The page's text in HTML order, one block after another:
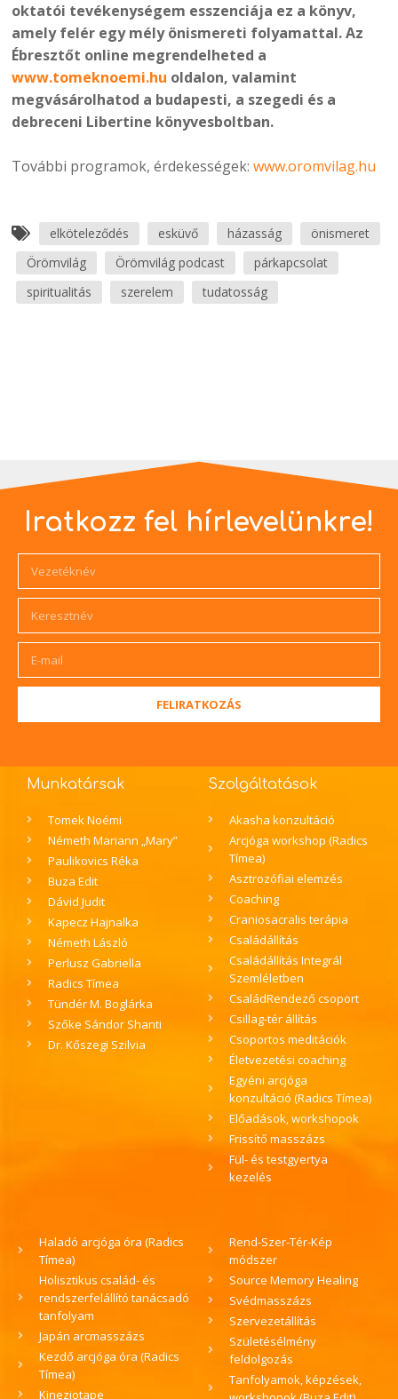
oktatói tevékenységem esszenciája ez a könyv,
amely felér egy mély önismereti folyamattal. Az
Ébresztőt online megrendelheted a
www.tomeknoemi.hu oldalon, valamint
megvásárolhatod a budapesti, a szegedi és a
debreceni Libertine könyvesboltban.
További programok, érdekességek:www.oromvilag.hu
elköteleződés esküvő házasság
önismeret
Örömvilág
Örömvilág podcast
párkapcsolat
spiritualitás
szerelem tudatosság
Iratkozz fel hírlevelünkre!
FELIRATKOZÁS
Munkatársak
Tomek Noémi
Németh Mariann „Mary”
Paulikovics Réka
Buza Edit
Dávid Judit
Kapecz Hajnalka
Németh László
Perlusz Gabriella
Radics Tímea
Tündér M. Boglárka
Szőke Sándor Shanti
Dr. Kőszegi Szilvia
Szolgáltatások
Akasha konzultáció
Arcjóga workshop (Radics
Tímea)
Asztrozófiai elemzés
Coaching
Craniosacralis terápia
Családállítás
Családállítás Integrál
Szemléletben
CsaládRendező csoport
Csillag-tér állítás
Csoportos meditációk
Életvezetési coaching
Egyéni arcjóga
konzultáció (Radics Tímea)
Előadások, workshopok
Frissítő masszázs
Fül- és testgyertya
kezelés
Haladó arcjóga óra (Radics
Tímea)
Holisztikus család- és
rendszerfelállító tanácsadó
tanfolyam
Japán arcmasszázs
Kezdő arcjóga óra (Radics
Tímea)
Kineziotape
Rend-Szer-Tér-Kép
módszer
Source Memory Healing
Svédmasszázs
Szervezetállítás
Születésélmény
feldolgozás
Tanfolyamok, képzések,